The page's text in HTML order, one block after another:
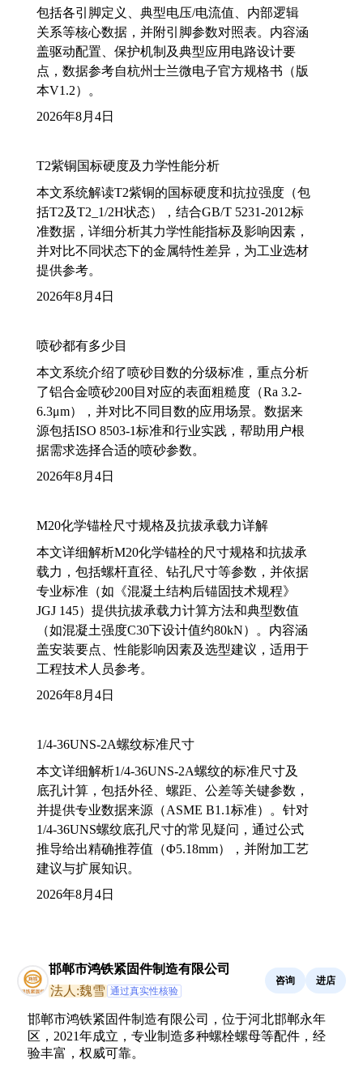
包括各引脚定义、典型电压/电流值、内部逻辑
关系等核心数据，并附引脚参数对照表。内容涵
盖驱动配置、保护机制及典型应用电路设计要
点，数据参考自杭州士兰微电子官方规格书（版
本V1.2）。
2026年8月4日
T2紫铜国标硬度及力学性能分析
本文系统解读T2紫铜的国标硬度和抗拉强度（包
括T2及T2_1/2H状态），结合GB/T 5231-2012标
准数据，详细分析其力学性能指标及影响因素，
并对比不同状态下的金属特性差异，为工业选材
提供参考。
2026年8月4日
喷砂都有多少目
本文系统介绍了喷砂目数的分级标准，重点分析
了铝合金喷砂200目对应的表面粗糙度（Ra 3.2-
6.3μm），并对比不同目数的应用场景。数据来
源包括ISO 8503-1标准和行业实践，帮助用户根
据需求选择合适的喷砂参数。
2026年8月4日
M20化学锚栓尺寸规格及抗拔承载力详解
本文详细解析M20化学锚栓的尺寸规格和抗拔承
载力，包括螺杆直径、钻孔尺寸等参数，并依据
专业标准（如《混凝土结构后锚固技术规程》
JGJ 145）提供抗拔承载力计算方法和典型数值
（如混凝土强度C30下设计值约80kN）。内容涵
盖安装要点、性能影响因素及选型建议，适用于
工程技术人员参考。
2026年8月4日
1/4-36UNS-2A螺纹标准尺寸
本文详细解析1/4-36UNS-2A螺纹的标准尺寸及
底孔计算，包括外径、螺距、公差等关键参数，
并提供专业数据来源（ASME B1.1标准）。针对
1/4-36UNS螺纹底孔尺寸的常见疑问，通过公式
推导给出精确推荐值（Φ5.18mm），并附加工艺
建议与扩展知识。
2026年8月4日
邯郸市鸿铁紧固件制造有限公司
法人:魏雪 通过真实性核验
咨询 进店
邯郸市鸿铁紧固件制造有限公司，位于河北邯郸永年
区，2021年成立，专业制造多种螺栓螺母等配件，经
验丰富，权威可靠。